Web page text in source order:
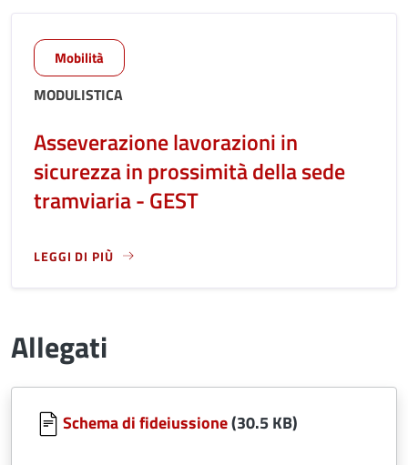
Mobilità
MODULISTICA
Asseverazione lavorazioni in
sicurezza in prossimità della sede
tramviaria - GEST
LEGGI DI PIÙ
LEGGI ANCORA RIGUARDO A: ASSEVERAZIONE
Allegati
Document
Schema di fideiussione(30.5 KB)